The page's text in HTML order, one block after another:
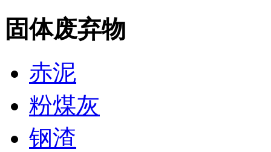
固体废弃物
赤泥
粉煤灰
钢渣